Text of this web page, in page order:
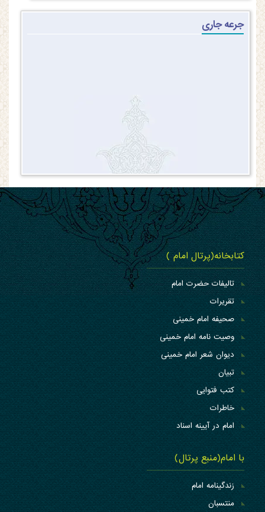
جرعه جاری
کتابخانه(پرتال امام )
تالیفات حضرت امام
تقریرات
صحیفه امام خمینی
وصیت نامه امام خمینی
دیوان شعر امام خمینی
تبیان
کتب فتوایی
خاطرات
امام در آیینه اسناد
با امام(منبع پرتال)
زندگینامه امام
منتسبان